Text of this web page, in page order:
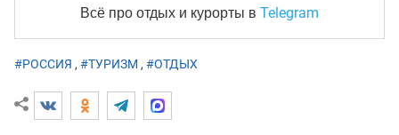
Всё про отдых и курорты в Telegram
#РОССИЯ , #ТУРИЗМ , #ОТДЫХ